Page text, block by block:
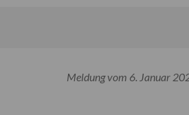
Meldung vom 6. Januar